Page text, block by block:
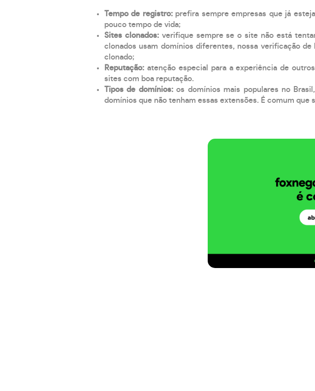
Tempo de registro: prefira sempre empresas que já
pouco tempo de vida;
Sites clonados: verifique sempre se o site não está
clonados usam domínios diferentes, nossa verificação
clonado;
Reputação: atenção especial para a experiência de
sites com boa reputação.
Tipos de domínios:os domínios mais populares no
domínios que não tenham essas extensões. É comum